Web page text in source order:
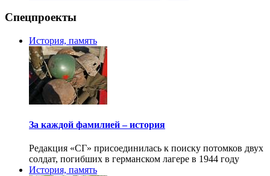
Спецпроекты
История, память
За каждой фамилией – история
Редакция «СГ» присоединилась к поиску потомков двух
солдат, погибших в германском лагере в 1944 году
История, память